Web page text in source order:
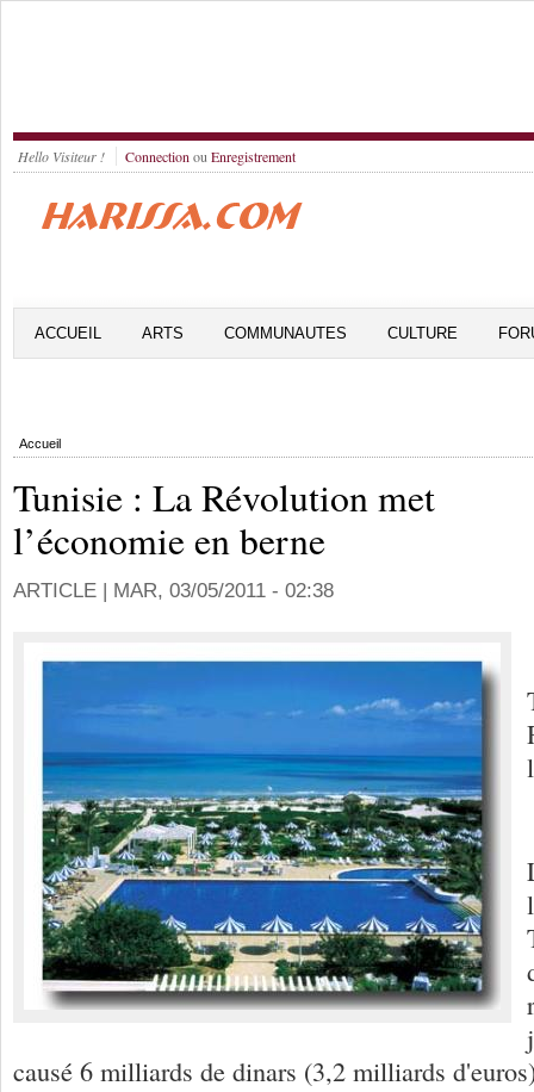
Hello Visiteur ! Connection ou Enregistrement
ACCUEIL ARTS COMMUNAUTES CULTURE
Accueil
Tunisie : La Révolution met
l’économie en berne
ARTICLE | MAR, 03/05/2011 - 02:38
causé 6 milliards de dinars (3,2 milliards